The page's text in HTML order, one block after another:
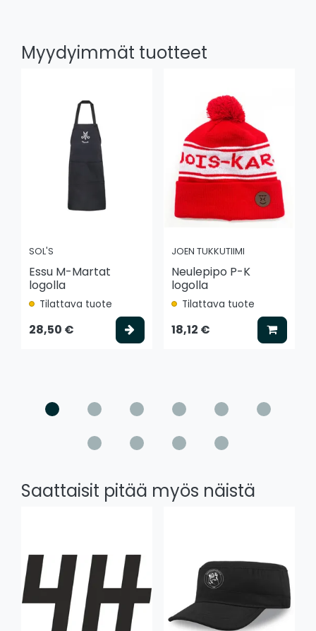
Myydyimmät tuotteet
SOL'S
Essu M-Martat
logolla
Tilattava tuote
28,50 € Valitse vaihtoehto
JOEN TUKKUTIIMI
Neulepipo P-K
logolla
Tilattava tuote
18,12 € Lisää
Saattaisit pitää myös näistä